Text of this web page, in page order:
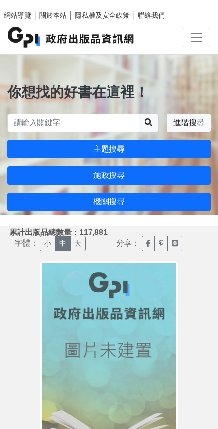
網站導覽
關於本站 隱私權及安全政策 聯絡我們
你想找的好書在這裡！
進階搜尋
主題搜尋
施政搜尋
機關搜尋
累計出版品總數量：117,881
字體： 小 中 大 分享： 臉書分享(另開新視窗)
噗浪分享(另開新
Line分享(另